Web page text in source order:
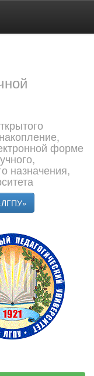
форме
назначения,